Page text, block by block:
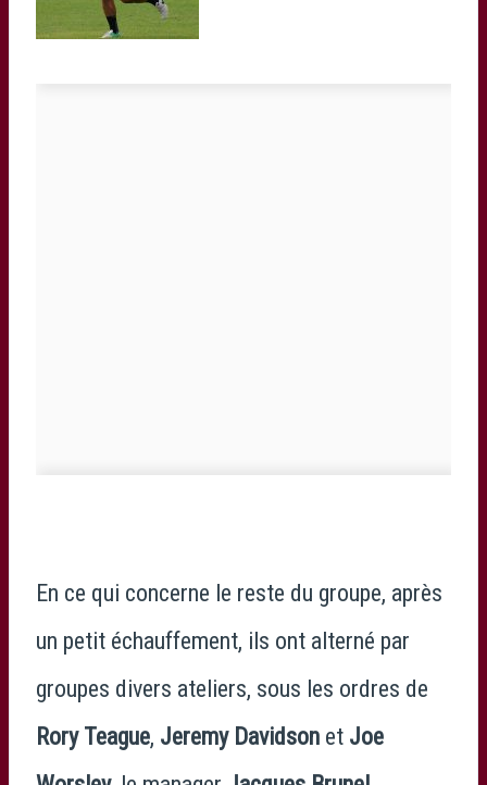
En ce qui concerne le reste du groupe, après
un petit échauffement, ils ont alterné par
groupes divers ateliers, sous les ordres de
Rory Teague, Jeremy Davidson et Joe